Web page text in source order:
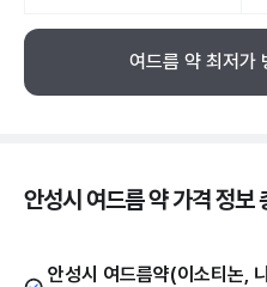
여드름 약 최저가
안성시 여드름 약 가격 정보
안성시 여드름약(이소티논,